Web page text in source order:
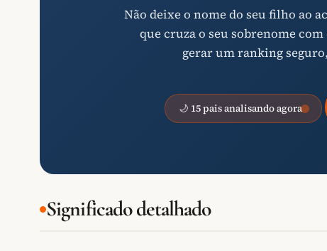
Não deixe o nome do seu filho ao
que cruza o seu sobrenome
gerar um ranking
🌙 15 pais analisando agora
Significado detalhado